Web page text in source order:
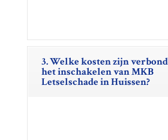
3. Welke kosten zijn
het inschakelen van MKB
Letselschade in Huissen?